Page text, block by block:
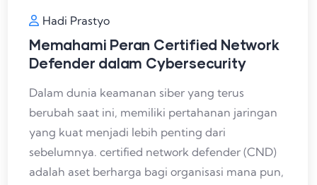
Hadi Prastyo
Memahami Peran Certified Network
Defender dalam Cybersecurity
Dalam dunia keamanan siber yang terus
berubah saat ini, memiliki pertahanan jaringan
yang kuat menjadi lebih penting dari
sebelumnya. certified network defender (CND)
adalah aset berharga bagi organisasi mana pun,